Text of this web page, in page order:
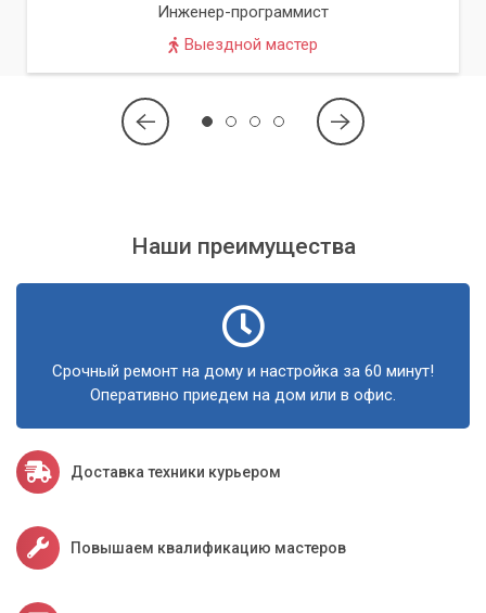
Инженер-программист
Выездной мастер
Наши преимущества
Срочный ремонт на дому и настройка за 60 минут!
Оперативно приедем на дом или в офис.
Доставка техники курьером
Повышаем квалификацию мастеров